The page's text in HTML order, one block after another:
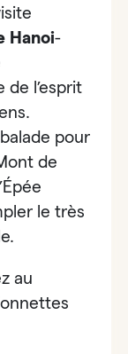
Hanoi-
l’esprit
pour
de
le très
au